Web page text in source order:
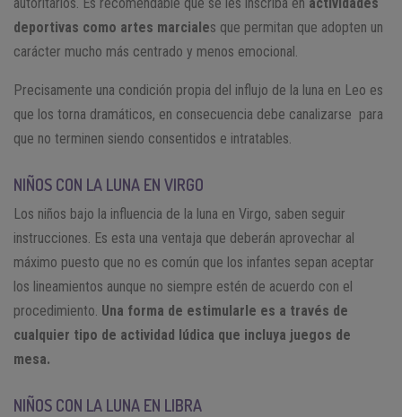
autoritarios. Es recomendable que se les inscriba en actividades
deportivas como artes marciales que permitan que adopten un
carácter mucho más centrado y menos emocional.
Precisamente una condición propia del influjo de la luna en Leo es
que los torna dramáticos, en consecuencia debe canalizarse para
que no terminen siendo consentidos e intratables.
NIÑOS CON LA LUNA EN VIRGO
Los niños bajo la influencia de la luna en Virgo, saben seguir
instrucciones. Es esta una ventaja que deberán aprovechar al
máximo puesto que no es común que los infantes sepan aceptar
los lineamientos aunque no siempre estén de acuerdo con el
procedimiento. Una forma de estimularle es a través de
cualquier tipo de actividad lúdica que incluya juegos de
mesa.
NIÑOS CON LA LUNA EN LIBRA